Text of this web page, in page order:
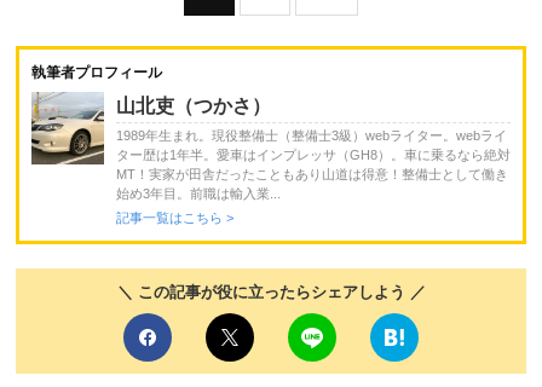
執筆者プロフィール
山北吏（つかさ）
1989年生まれ。現役整備士（整備士3級）webライター。webライ
ター歴は1年半。愛車はインプレッサ（GH8）。車に乗るなら絶対
MT！実家が田舎だったこともあり山道は得意！整備士として働き
始め3年目。前職は輸入業...
記事一覧はこちら >
＼ この記事が役に立ったらシェアしよう ／